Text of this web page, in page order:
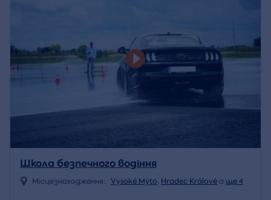
Школа безпечного водіння
Місцезнаходження: Vysoké Mýto, Hradec Králové a ще 4